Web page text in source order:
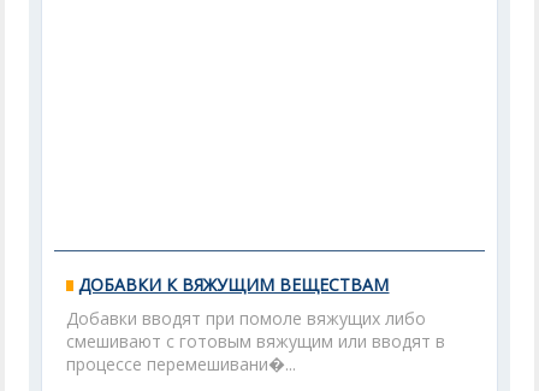
ДОБАВКИ К ВЯЖУЩИМ ВЕЩЕСТВАМ
Добавки вводят при помоле вяжущих либо
смешивают с готовым вяжущим или вводят в
процессе перемешивани�...